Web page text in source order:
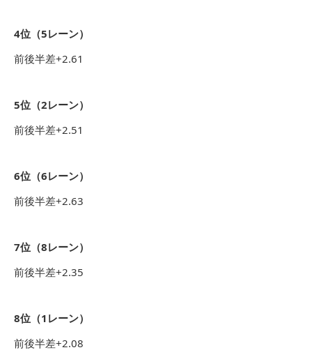
4位（5レーン）
前後半差+2.61
5位（2レーン）
前後半差+2.51
6位（6レーン）
前後半差+2.63
7位（8レーン）
前後半差+2.35
8位（1レーン）
前後半差+2.08